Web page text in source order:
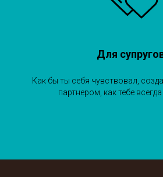
Для
Как бы ты себя чувствовал,
партнером, как тебе